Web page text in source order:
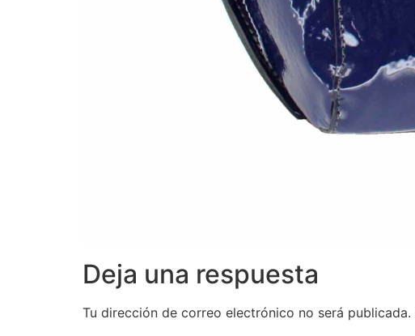
Deja una respuesta
Tu dirección de correo electrónico no será publicada.